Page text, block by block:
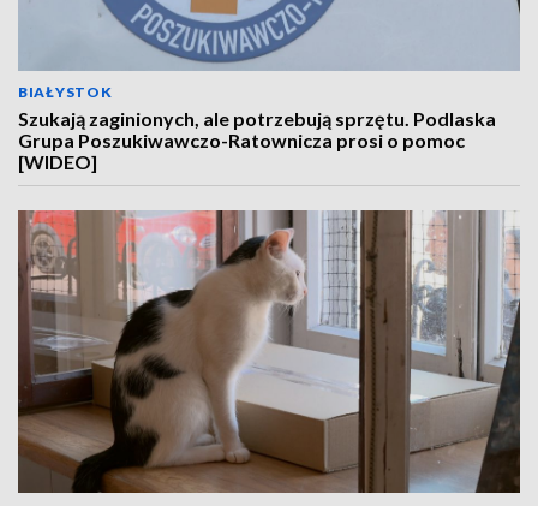
BIAŁYSTOK
Szukają zaginionych, ale potrzebują sprzętu. Podlaska
Grupa Poszukiwawczo-Ratownicza prosi o pomoc
[WIDEO]